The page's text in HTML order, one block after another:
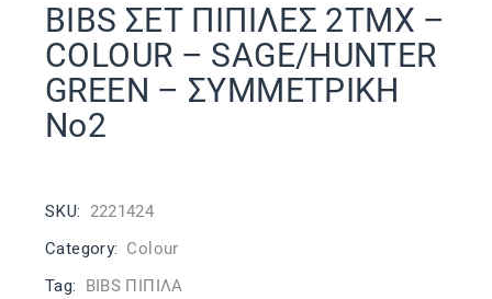
BIBS ΣΕΤ ΠΙΠΙΛΕΣ 2ΤΜΧ –
COLOUR – SAGE/HUNTER
GREEN – ΣΥΜΜΕΤΡΙΚΗ
Νο2
SKU: 2221424
Category: Colour
Tag: BIBS ΠΙΠΙΛΑ